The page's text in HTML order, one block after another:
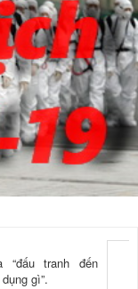
“đấu tranh đến
gì”.